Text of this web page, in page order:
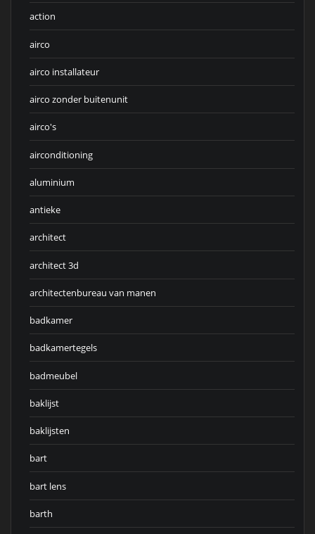
action
airco
airco installateur
airco zonder buitenunit
airco's
airconditioning
aluminium
antieke
architect
architect 3d
architectenbureau van manen
badkamer
badkamertegels
badmeubel
baklijst
baklijsten
bart
bart lens
barth